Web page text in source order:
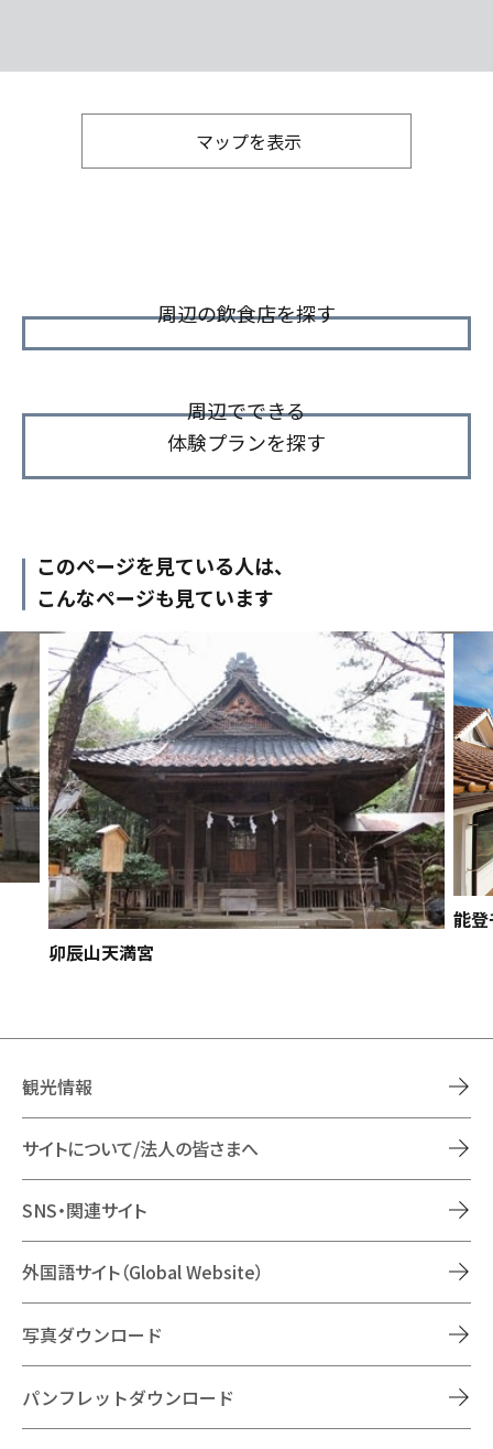
マップを表示
周辺の飲食店を探す
周辺でできる
体験プランを探す
このページを見ている人は、
こんなページも見ています
卯辰山天満宮
能
観光情報
サイトについて/法人の皆さまへ
SNS・関連サイト
外国語サイト（Global Website）
写真ダウンロード
パンフレットダウンロード